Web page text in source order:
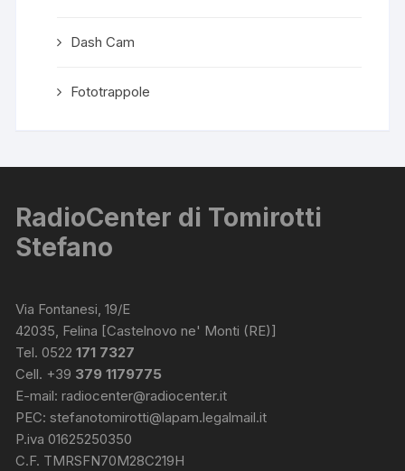
Dash Cam
Fototrappole
RadioCenter di Tomirotti
Stefano
Via Fontanesi, 19/E
42035, Felina [Castelnovo ne' Monti (RE)]
Tel. 0522171 7327
Cell. +39 379 1179775
E-mail:radiocenter@radiocenter.it
PEC:stefanotomirotti@lapam.legalmail.it
P.iva 01625250350
C.F. TMRSFN70M28C219H